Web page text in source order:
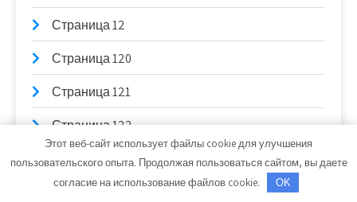
Страница 12
Страница 120
Страница 121
Страница 122
Страница 123
Этот веб-сайт использует файлы cookie для улучшения
пользовательского опыта. Продолжая пользоваться сайтом, вы даете
согласие на использование файлов cookie.
OK